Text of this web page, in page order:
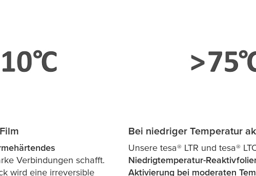
Verbindungen schafft.
wird eine irreversible
Bei niedriger Temperatur
Unsere tesa® LTR und tesa®
Niedrigtemperatur-
Aktivierung bei moderaten